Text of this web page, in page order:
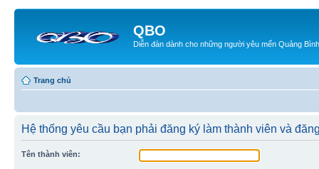
QBO
Diễn đàn dành cho những người yêu mến Quảng Bình
Trang chủ
Hệ thống yêu cầu bạn phải đăng ký làm thành viên và
Tên thành viên: